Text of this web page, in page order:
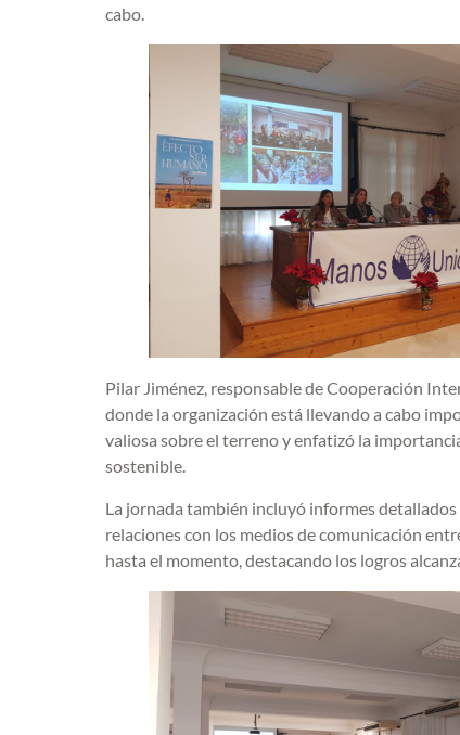
cabo.
Pilar Jiménez, responsable de Cooperación
donde la organización está llevando a cabo
valiosa sobre el terreno y enfatizó la
sostenible.
La jornada también incluyó informes
relaciones con los medios de comunicación
hasta el momento, destacando los logros